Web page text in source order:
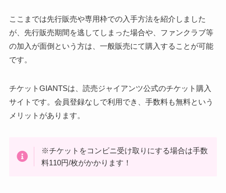
ここまでは先行販売や専用枠での入手方法を紹介しました
が、先行販売期間を逃してしまった場合や、ファンクラブ等
の加入が面倒という方は、一般販売にて購入することが可能
です。
チケットGIANTSは、読売ジャイアンツ公式のチケット購入
サイトです。会員登録なしで利用でき、手数料も無料という
メリットがあります。
※チケットをコンビニ受け取りにする場合は手数
料110円/枚がかかります！